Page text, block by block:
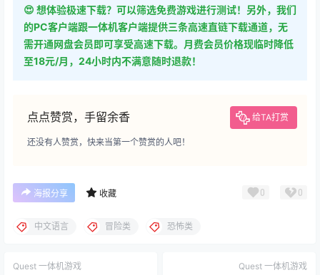
😍 想体验极速下载？可以筛选免费游戏进行测试！另外，我们
的PC客户端跟一体机客户端提供三条高速直链下载通道，无
需开通网盘会员即可享受高速下载。月费会员价格现临时降低
至18元/月，24小时内不满意随时退款！
点点赞赏，手留余香 给TA打赏
还没有人赞赏，快来当第一个赞赏的人吧！
海报分享 收藏 0 0
中文语言 冒险类 恐怖类
Quest 一体机游戏 Quest 一体机游戏